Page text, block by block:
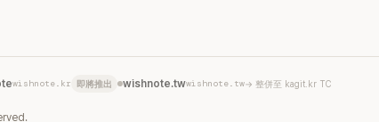
wishnote.kr 即將推出 wishnote.twwishnote.tw→ 整併至 kagit.kr TC